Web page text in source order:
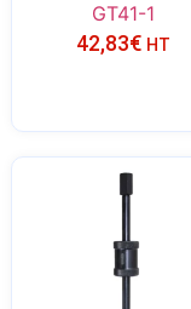
GT41-1
42,83€ HT